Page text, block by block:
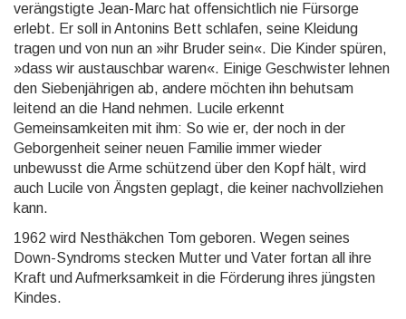
verängstigte Jean-Marc hat offensicht­lich nie Fürsorge
erlebt. Er soll in Antonins Bett schlafen, seine Kleidung
tragen und von nun an »ihr Bru­der sein«. Die Kinder spüren,
»dass wir austauschbar waren«. Einige Geschwister lehnen
den Siebenjähri­gen ab, andere möchten ihn behutsam
leitend an die Hand nehmen. Lucile erkennt
Gemeinsamkeiten mit ihm: So wie er, der noch in der
Geborgenheit seiner neuen Familie immer wieder
unbewusst die Arme schüt­zend über den Kopf hält, wird
auch Lucile von Ängsten geplagt, die keiner nachvollziehen
kann.
1962 wird Nesthäkchen Tom geboren. Wegen seines
Down-Syndroms stecken Mutter und Vater fortan all ihre
Kraft und Aufmerksamkeit in die Förderung ihres jüngsten
Kindes.